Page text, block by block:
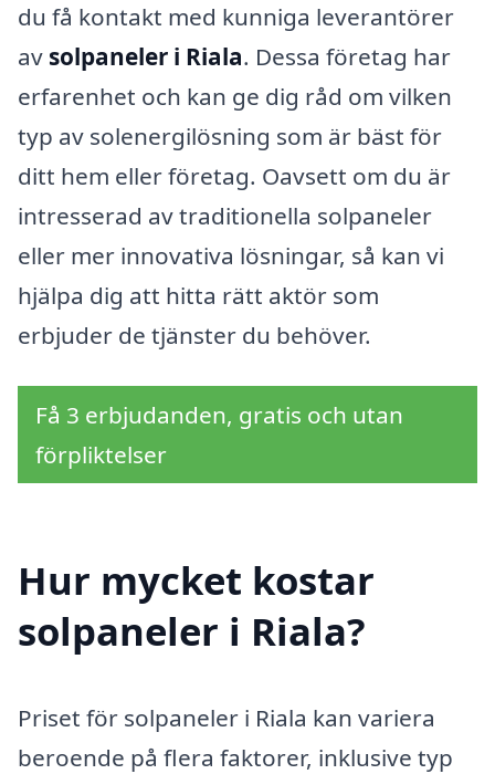
du få kontakt med kunniga leverantörer
av solpaneler i Riala. Dessa företag har
erfarenhet och kan ge dig råd om vilken
typ av solenergilösning som är bäst för
ditt hem eller företag. Oavsett om du är
intresserad av traditionella solpaneler
eller mer innovativa lösningar, så kan vi
hjälpa dig att hitta rätt aktör som
erbjuder de tjänster du behöver.
Få 3 erbjudanden, gratis och utan
förpliktelser
Hur mycket kostar
solpaneler i Riala?
Priset för solpaneler i Riala kan variera
beroende på flera faktorer, inklusive typ